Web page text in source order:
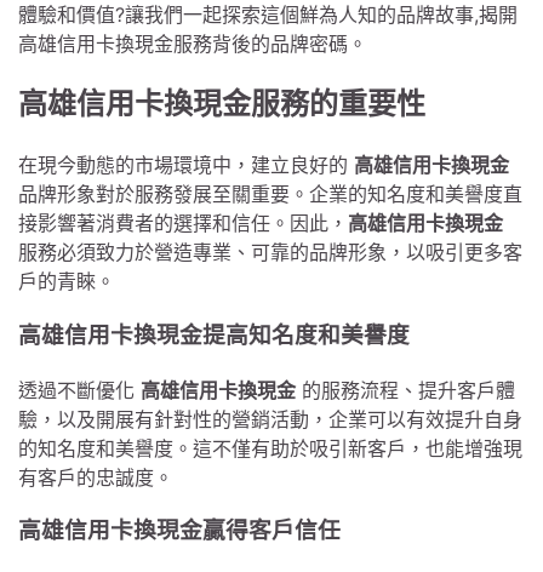
體驗和價值?讓我們一起探索這個鮮為人知的品牌故事,揭開
高雄信用卡換現金服務背後的品牌密碼。
高雄信用卡換現金服務的重要性
在現今動態的市場環境中，建立良好的 高雄信用卡換現金
品牌形象對於服務發展至關重要。企業的知名度和美譽度直
接影響著消費者的選擇和信任。因此， 高雄信用卡換現金
服務必須致力於營造專業、可靠的品牌形象，以吸引更多客
戶的青睞。
高雄信用卡換現金提高知名度和美譽度
透過不斷優化 高雄信用卡換現金 的服務流程、提升客戶體
驗，以及開展有針對性的營銷活動，企業可以有效提升自身
的知名度和美譽度。這不僅有助於吸引新客戶，也能增強現
有客戶的忠誠度。
高雄信用卡換現金贏得客戶信任